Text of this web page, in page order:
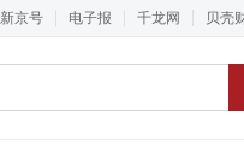
新京号 电子报 千龙网 贝壳